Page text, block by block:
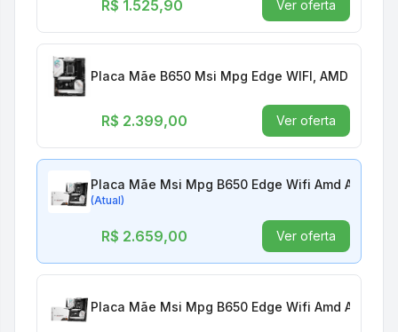
R$ 1.525,90 Ver oferta
Placa Mãe B650 Msi Mpg Edge WIFI, AMD Am5,
R$ 2.399,00 Ver oferta
Placa Mãe Msi Mpg B650 Edge Wifi Amd Am5
(Atual)
R$ 2.659,00 Ver oferta
Placa Mãe Msi Mpg B650 Edge Wifi Amd Am5